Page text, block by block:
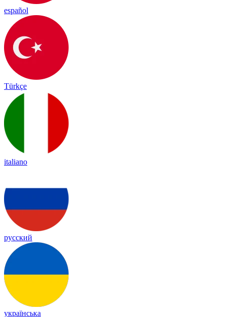
español
Türkçe
italiano
русский
українська